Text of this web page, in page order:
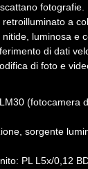
fotografie.
a
luminosa e
di dati
di foto e
(fotocamera
sorgente
PL L5x/0,12